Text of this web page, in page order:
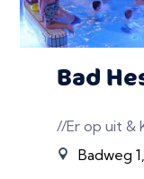
Bad
//Er op uit &
Badweg